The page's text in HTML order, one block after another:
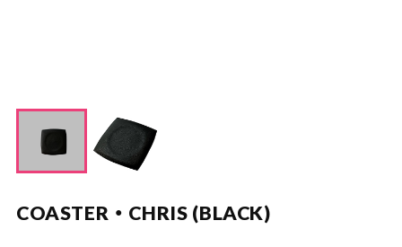
COASTER ・ CHRIS (BLACK)